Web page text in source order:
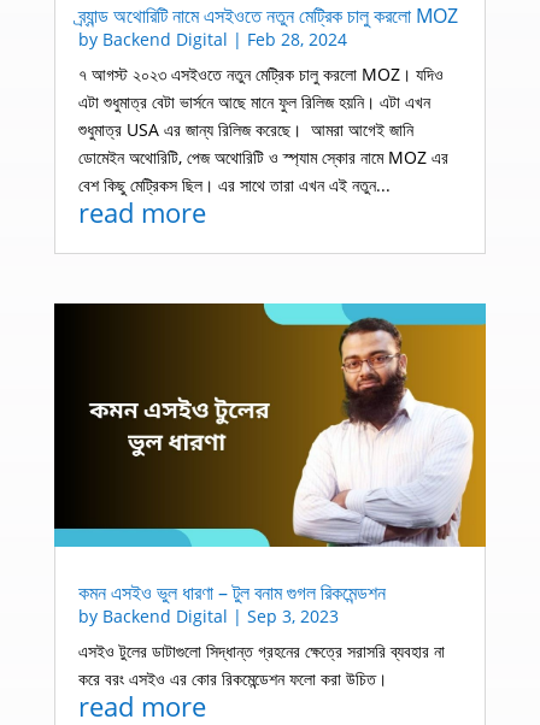
ব্র্যান্ড অথোরিটি নামে এসইওতে নতুন মেট্রিক চালু করলো MOZ
by Backend Digital | Feb 28, 2024
৭ আগস্ট ২০২৩ এসইওতে নতুন মেট্রিক চালু করলো MOZ। যদিও
এটা শুধুমাত্র বেটা ভার্সনে আছে মানে ফুল রিলিজ হয়নি। এটা এখন
শুধুমাত্র USA এর জান্য রিলিজ করেছে। আমরা আগেই জানি
ডোমেইন অথোরিটি, পেজ অথোরিটি ও স্প্যাম স্কোর নামে MOZ এর
বেশ কিছু মেট্রিকস ছিল। এর সাথে তারা এখন এই নতুন...
read more
কমন এসইও ভুল ধারণা – টুল বনাম গুগল রিকমেন্ডশন
by Backend Digital | Sep 3, 2023
এসইও টুলের ডাটাগুলো সিদ্ধান্ত গ্রহনের ক্ষেত্রে সরাসরি ব্যবহার না
করে বরং এসইও এর কোর রিকমেন্ডেশন ফলো করা উচিত।
read more